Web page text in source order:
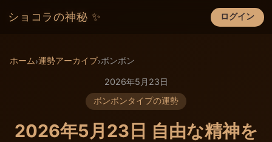
ショコラの神秘 ✨ ログイン
×
ホーム›運勢アーカイブ›ボンボン
2026年5月23日
ボンボンタイプの運勢
2026年5月23日 自由な精神を